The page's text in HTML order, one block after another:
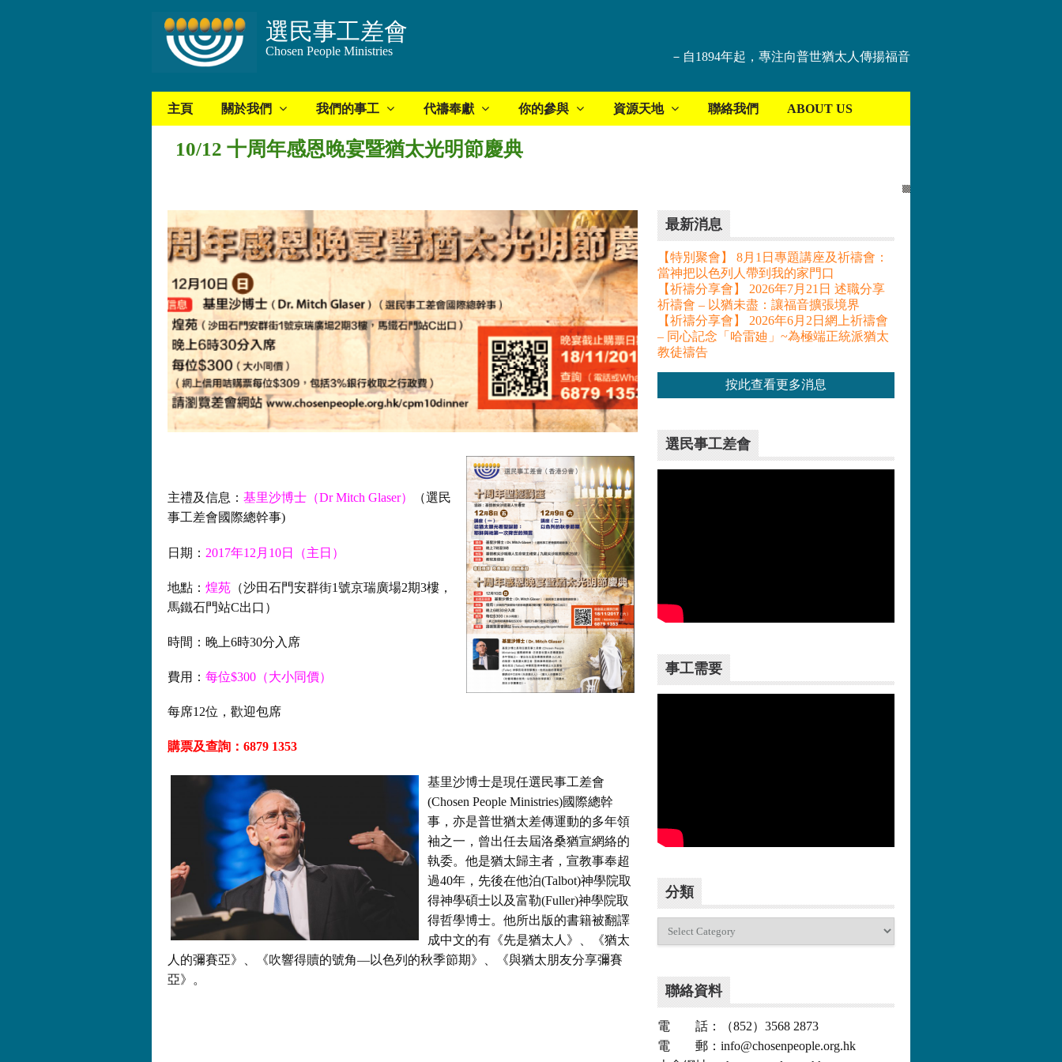
選民事工差會
Chosen People Ministries －自1894年起，專注向普世猶太人傳揚福音
主頁 關於我們 我們的事工 代禱奉獻 你的參與 資源天地 聯絡我們 ABOUT US
10/12 十周年感恩晚宴暨猶太光明節慶典
主禮及信息： 基里沙博士（Dr Mitch Glaser）
（選民
事工差會國際總幹事)
日期： 2017年12月10日（主日）
地點： 煌苑 （沙田石門安群街1號京瑞廣場2期3樓，
馬鐵石門站C出口）
時間：晚上6時30分入席
費用： 每位$300（大小同價）
每席12位，歡迎包席
購票及查詢：6879 1353
基里沙博士是現任選民事工差會
(Chosen People Ministries)國際總幹
事，亦是普世猶太差傳運動的多年領
袖之一，曾出任去屆洛桑猶宣網絡的
執委。他是猶太歸主者，宣教事奉超
過40年，先後在他泊(Talbot)神學院取
得神學碩士以及富勒(Fuller)神學院取
得哲學博士。他所出版的書籍被翻譯
成中文的有《先是猶太人》、《猶太
人的彌賽亞》、《吹響得贖的號角―以色列的秋季節期》、《與猶太朋友分享彌賽
亞》。
最新消息
【特別聚會】 8月1日專題講座及祈禱會：
當神把以色列人帶到我的家門口
【祈禱分享會】 2026年7月21日 述職分享
祈禱會 – 以猶未盡：讓福音擴張境界
【祈禱分享會】 2026年6月2日網上祈禱會
– 同心記念「哈雷廸」~為極端正統派猶太
教徒禱告
按此查看更多消息
選民事工差會
事工需要
分類
聯絡資料
電 話：（852）3568 2873
電 郵：info@chosenpeople.org.hk